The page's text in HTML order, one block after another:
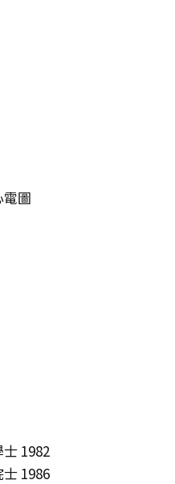
圖
1982
1986